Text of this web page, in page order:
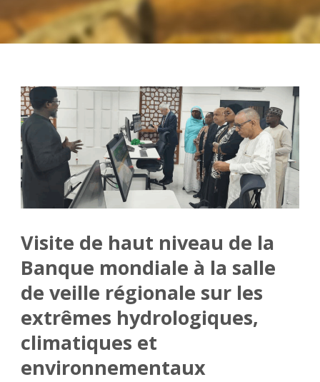
Visite de haut niveau de la
Banque mondiale à la salle
de veille régionale sur les
extrêmes hydrologiques,
climatiques et
environnementaux